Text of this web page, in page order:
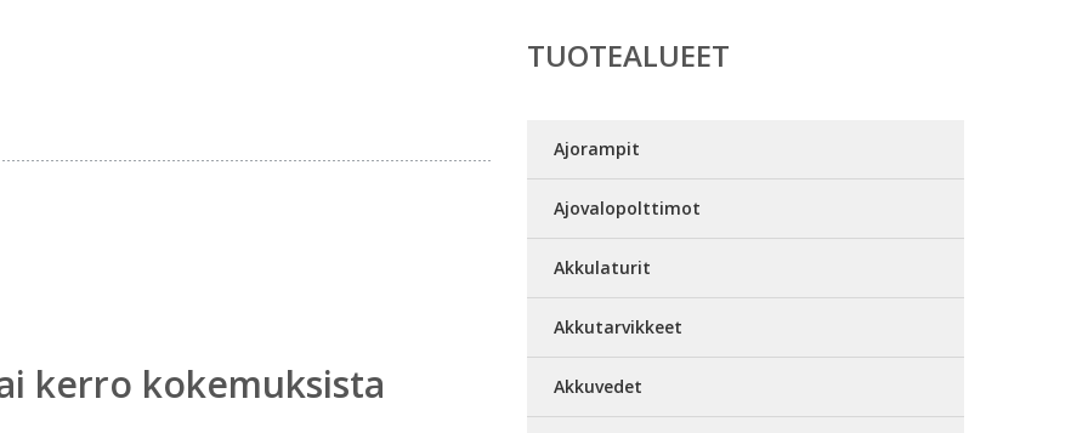
kerro kokemuksista
TUOTEALUEET
Ajorampit
Ajovalopolttimot
Akkulaturit
Akkutarvikkeet
Akkuvedet